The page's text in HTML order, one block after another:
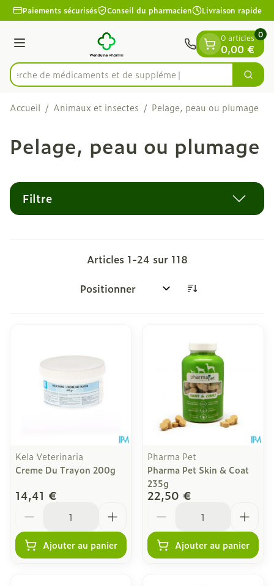
Aller au contenu
1 de 1
Paiements sécurisés Conseil du pharmacien Livraison rapide
Menu
Rechercher
Recherche de médicam
0 articles
0,00 €
0
Accueil / Animaux et insectes / Pelage, peau ou plumage
Pelage, peau ou plumage
Filtre
Articles 1-24 sur 118
Trier par:
Kela Veterinaria
Creme Du Trayon 200g
14,41 €
Ajouter au panier
Pharma Pet
Pharma Pet Skin & Coat
235g
22,50 €
Ajouter au panier